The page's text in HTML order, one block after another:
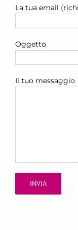
La tua email
Oggetto
Il tuo messaggio